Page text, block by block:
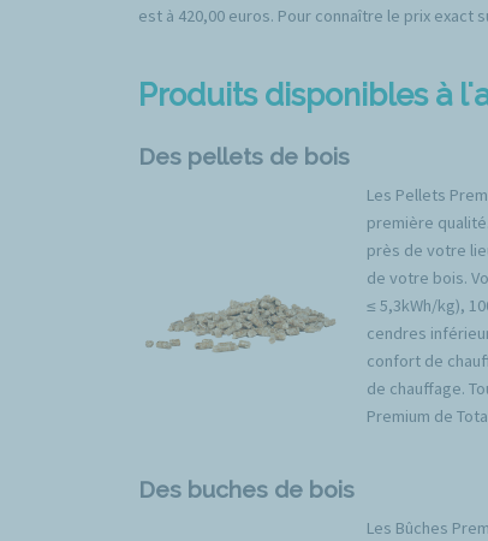
est à 420,00 euros. Pour connaître le prix
Produits disponibles à
Des pellets de bois
Les Pellets
première
près de votre
de votre bois.
≤ 5,3kWh/kg),
cendres
confort de
de chauffage.
Premium de
Des buches de bois
Les Bûches